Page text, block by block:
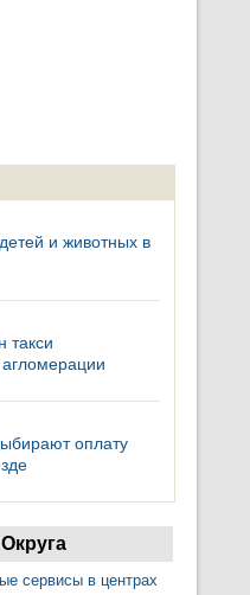
и животных в
такси
оплату
Округа
сервисы в центрах